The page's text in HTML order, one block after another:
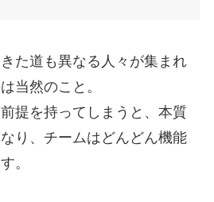
た道も異なる人々が集まれ
当然のこと。
提を持ってしまうと、本質
り、チームはどんどん機能
。